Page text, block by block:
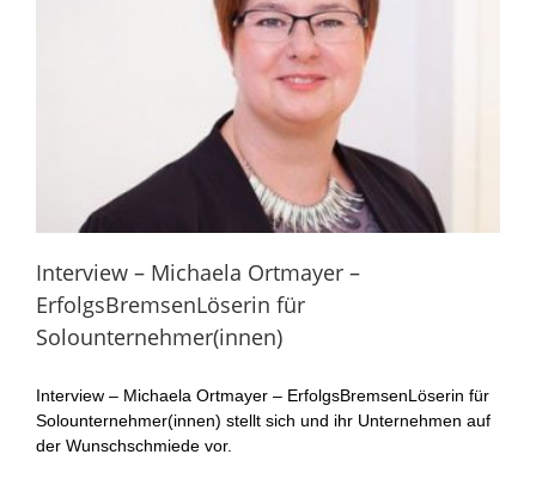
Interview – Michaela Ortmayer –
ErfolgsBremsenLöserin für
Solounternehmer(innen)
Interview – Michaela Ortmayer – ErfolgsBremsenLöserin für
Solounternehmer(innen) stellt sich und ihr Unternehmen auf
der Wunschschmiede vor.